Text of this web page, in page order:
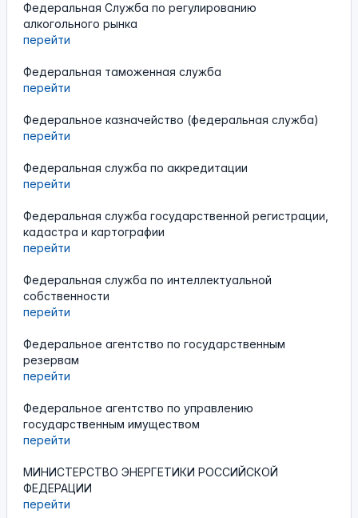
Федеральная Служба по регулированию
алкогольного рынка
перейти
Федеральная таможенная служба
перейти
Федеральное казначейство (федеральная служба)
перейти
Федеральная служба по аккредитации
перейти
Федеральная служба государственной регистрации,
кадастра и картографии
перейти
Федеральная служба по интеллектуальной
собственности
перейти
Федеральное агентство по государственным
резервам
перейти
Федеральное агентство по управлению
государственным имуществом
перейти
МИНИСТЕРСТВО ЭНЕРГЕТИКИ РОССИЙСКОЙ
ФЕДЕРАЦИИ
перейти